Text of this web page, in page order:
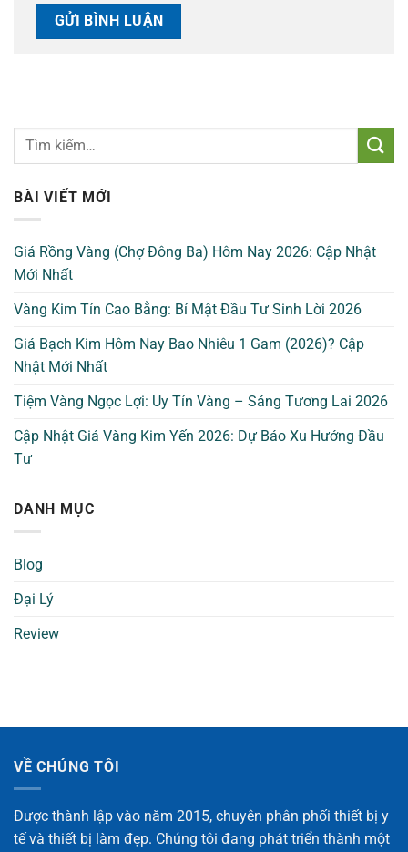
BÀI VIẾT MỚI
Giá Rồng Vàng (Chợ Đông Ba) Hôm Nay 2026: Cập Nhật
Mới Nhất
Vàng Kim Tín Cao Bằng: Bí Mật Đầu Tư Sinh Lời 2026
Giá Bạch Kim Hôm Nay Bao Nhiêu 1 Gam (2026)? Cập
Nhật Mới Nhất
Tiệm Vàng Ngọc Lợi: Uy Tín Vàng – Sáng Tương Lai 2026
Cập Nhật Giá Vàng Kim Yến 2026: Dự Báo Xu Hướng Đầu
Tư
DANH MỤC
Blog
Đại Lý
Review
VỀ CHÚNG TÔI
Được thành lập vào năm 2015, chuyên phân phối thiết bị y
tế và thiết bị làm đẹp. Chúng tôi đang phát triển thành một